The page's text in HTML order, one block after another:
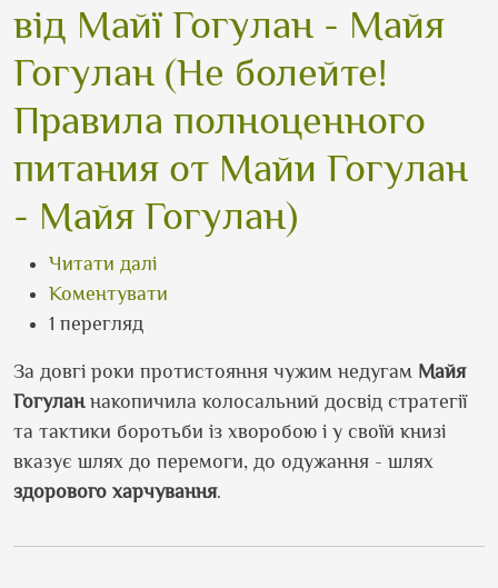
від Майї Гогулан - Майя
Гогулан (Не болейте!
Правила полноценного
питания от Майи Гогулан
- Майя Гогулан)
Читати даліпро Не хворійте! Правила
Коментувати
1 перегляд
За довгі роки протистояння чужим недугам Майя
Гогуланнакопичила колосальний досвід стратегії
та тактики боротьби із хворобою і у своїй книзі
вказує шлях до перемоги, до одужання - шлях
здорового харчування.